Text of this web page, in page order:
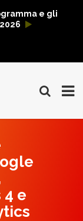
e gli
e